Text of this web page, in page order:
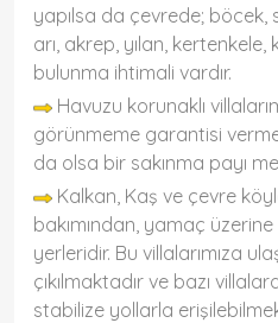
yapılsa da çevrede; böcek,
arı, akrep, yılan,
bulunma ihtimali vardır.
Havuzu korunaklı
görünmeme garantisi
da olsa bir sakınma payı
Kalkan, Kaş ve çevre
bakımından, yamaç
yerleridir. Bu villalarımıza
çıkılmaktadır ve bazı
stabilize yollarla